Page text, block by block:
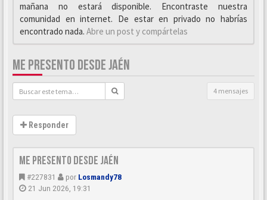
mañana no estará disponible. Encontraste nuestra
comunidad en internet. De estar en privado no habrías
encontrado nada. Abre un post y compártelas
ME PRESENTO DESDE JAÉN
4 mensajes
Responder
Me presento desde Jaén
#227831 por Losmandy78
21 Jun 2026, 19:31